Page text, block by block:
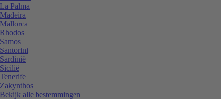
La Palma
Madeira
Mallorca
Rhodos
Samos
Santorini
Sardinië
Sicilië
Tenerife
Zakynthos
Bekijk alle bestemmingen